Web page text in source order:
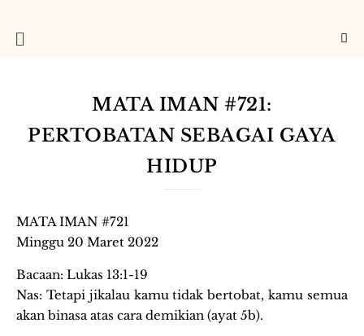
MATA IMAN #721:
PERTOBATAN SEBAGAI GAYA
HIDUP
MATA IMAN #721
Minggu 20 Maret 2022
Bacaan: Lukas 13:1-19
Nas: Tetapi jikalau kamu tidak bertobat, kamu semua
akan binasa atas cara demikian (ayat 5b).